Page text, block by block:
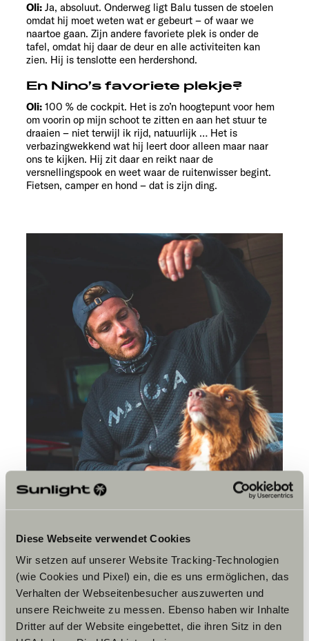
Diese Webseite verwendet Cookies
Wir setzen auf unserer Website Tracking-Technologien
(wie Cookies und Pixel) ein, die es uns ermöglichen, das
Verhalten der Webseitenbesucher auszuwerten und
unsere Reichweite zu messen. Ebenso haben wir Inhalte
Dritter auf der Website eingebettet, die ihren Sitz in den
Oli: Ja, absoluut. Onderweg ligt Balu tussen de stoelen
omdat hij moet weten wat er gebeurt – of waar we
naartoe gaan. Zijn andere favoriete plek is onder de
tafel, omdat hij daar de deur en alle activiteiten kan
zien. Hij is tenslotte een herdershond.
En Nino’s favoriete plekje?
Oli: 100 % de cockpit. Het is zo’n hoogtepunt voor hem
om voorin op mijn schoot te zitten en aan het stuur te
draaien – niet terwijl ik rijd, natuurlijk … Het is
verbazingwekkend wat hij leert door alleen maar naar
ons te kijken. Hij zit daar en reikt naar de
versnellingspook en weet waar de ruitenwisser begint.
Fietsen, camper en hond – dat is zijn ding.